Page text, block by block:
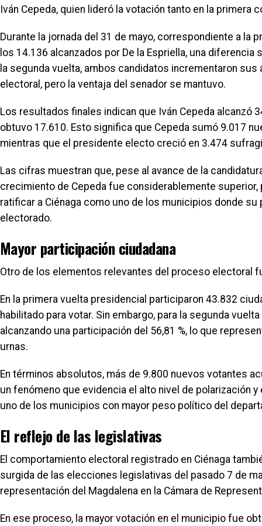
Iván Cepeda, quien lideró la votación tanto en la primera
Durante la jornada del 31 de mayo, correspondiente a la
los 14.136 alcanzados por De la Espriella, una
la segunda vuelta, ambos candidatos incrementaron
electoral, pero la ventaja del senador se mantuvo.
Los resultados finales indican que Iván Cepeda alcanzó
obtuvo 17.610. Esto significa que Cepeda sumó 9.017
mientras que el presidente electo creció en 3.474
Las cifras muestran que, pese al avance de la
crecimiento de Cepeda fue considerablemente
ratificar a Ciénaga como uno de los municipios donde
electorado.
Mayor participación ciudadana
Otro de los elementos relevantes del proceso electoral
En la primera vuelta presidencial participaron 43.832
habilitado para votar. Sin embargo, para la segunda
alcanzando una participación del 56,81 %, lo que
urnas.
En términos absolutos, más de 9.800 nuevos votantes
un fenómeno que evidencia el alto nivel de polarización
uno de los municipios con mayor peso político del
El reflejo de las legislativas
El comportamiento electoral registrado en Ciénaga
surgida de las elecciones legislativas del pasado 7 de
representación del Magdalena en la Cámara de
En ese proceso, la mayor votación en el municipio fue